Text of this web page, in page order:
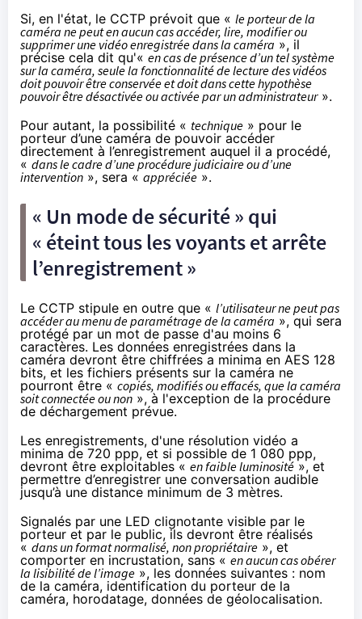
Si, en l'état, le CCTP prévoit que « le porteur de la
caméra ne peut en aucun cas accéder, lire, modifier ou
supprimer une vidéo enregistrée dans la caméra », il
précise cela dit qu'« en cas de présence d’un tel système
sur la caméra, seule la fonctionnalité de lecture des vidéos
doit pouvoir être conservée et doit dans cette hypothèse
pouvoir être désactivée ou activée par un administrateur».
Pour autant, la possibilité « technique » pour le
porteur d’une caméra de pouvoir accéder
directement à l’enregistrement auquel il a procédé,
« dans le cadre d’une procédure judiciaire ou d’une
intervention », sera « appréciée ».
« Un mode de sécurité » qui
« éteint tous les voyants et arrête
l’enregistrement »
Le CCTP stipule en outre que « l’utilisateur ne peut pas
accéder au menu de paramétrage de la caméra », qui sera
protégé par un mot de passe d'au moins 6
caractères. Les données enregistrées dans la
caméra devront être chiffrées a minima en AES 128
bits, et les fichiers présents sur la caméra ne
pourront être « copiés, modifiés ou effacés, que la caméra
soit connectée ou non », à l'exception de la procédure
de déchargement prévue.
Les enregistrements, d'une résolution vidéo a
minima de 720 ppp, et si possible de 1 080 ppp,
devront être exploitables « en faible luminosité », et
permettre d’enregistrer une conversation audible
jusqu’à une distance minimum de 3 mètres.
Signalés par une LED clignotante visible par le
porteur et par le public, ils devront être réalisés
« dans un format normalisé, non propriétaire », et
comporter en incrustation, sans « en aucun cas obérer
la lisibilité de l’image », les données suivantes : nom
de la caméra, identification du porteur de la
caméra, horodatage, données de géolocalisation.